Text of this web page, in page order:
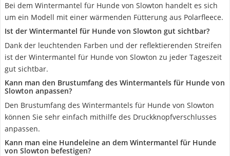
Bei dem Wintermantel für Hunde von Slowton handelt es sich
um ein Modell mit einer wärmenden Fütterung aus Polarfleece.
Ist der Wintermantel für Hunde von Slowton gut sichtbar?
Dank der leuchtenden Farben und der reflektierenden Streifen
ist der Wintermantel für Hunde von Slowton zu jeder Tageszeit
gut sichtbar.
Kann man den Brustumfang des Wintermantels für Hunde von
Slowton anpassen?
Den Brustumfang des Wintermantels für Hunde von Slowton
können Sie sehr einfach mithilfe des Druckknopfverschlusses
anpassen.
Kann man eine Hundeleine an dem Wintermantel für Hunde
von Slowton befestigen?